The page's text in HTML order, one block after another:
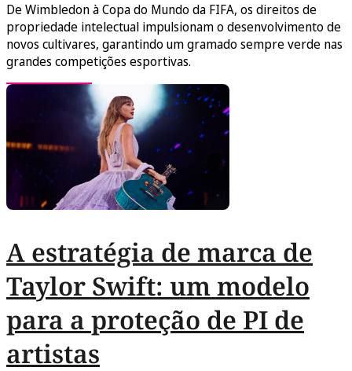
De Wimbledon à Copa do Mundo da FIFA, os direitos de
propriedade intelectual impulsionam o desenvolvimento de
novos cultivares, garantindo um gramado sempre verde nas
grandes competições esportivas.
A estratégia de marca de
Taylor Swift: um modelo
para a proteção de PI de
artistas